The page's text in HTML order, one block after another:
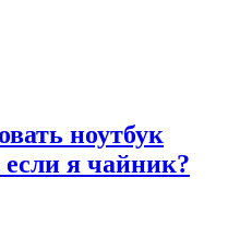
ноутбук
если я чайник?